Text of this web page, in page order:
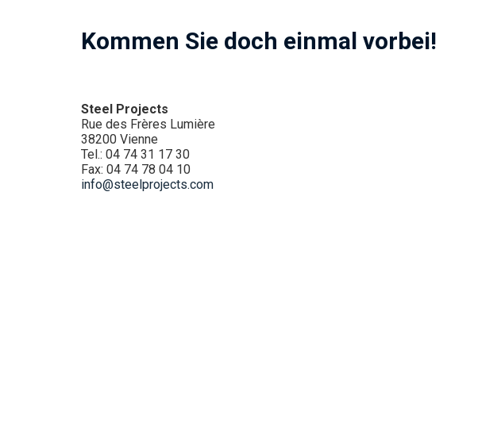
Kommen Sie doch einmal vorbei!
Steel Projects
Rue des Frères Lumière
38200 Vienne
Tel.: 04 74 31 17 30
Fax: 04 74 78 04 10
info@steelprojects.com